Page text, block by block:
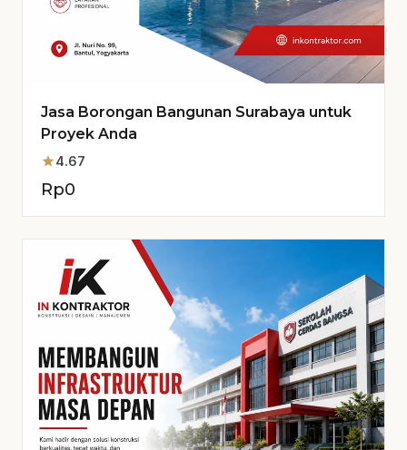
Jasa Borongan Bangunan Surabaya untuk
Proyek Anda
star4.67
Rp0